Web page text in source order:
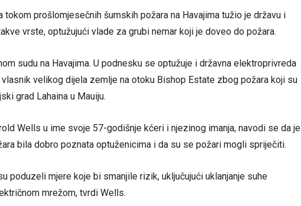
tokom prošlomjesečnih šumskih požara na Havajima tužio je državu i
vrste, optužujući vlade za grubi nemar koji je doveo do požara.
sudu na Havajima. U podnesku se optužuje i državna elektroprivreda
vlasnik velikog dijela zemlje na otoku Bishop Estate zbog požara koji su
grad Lahaina u Mauiju.
Wells u ime svoje 57-godišnje kćeri i njezinog imanja, navodi se da je
bila dobro poznata optuženicima i da su se požari mogli spriječiti.
poduzeli mjere koje bi smanjile rizik, uključujući uklanjanje suhe
mrežom, tvrdi Wells.